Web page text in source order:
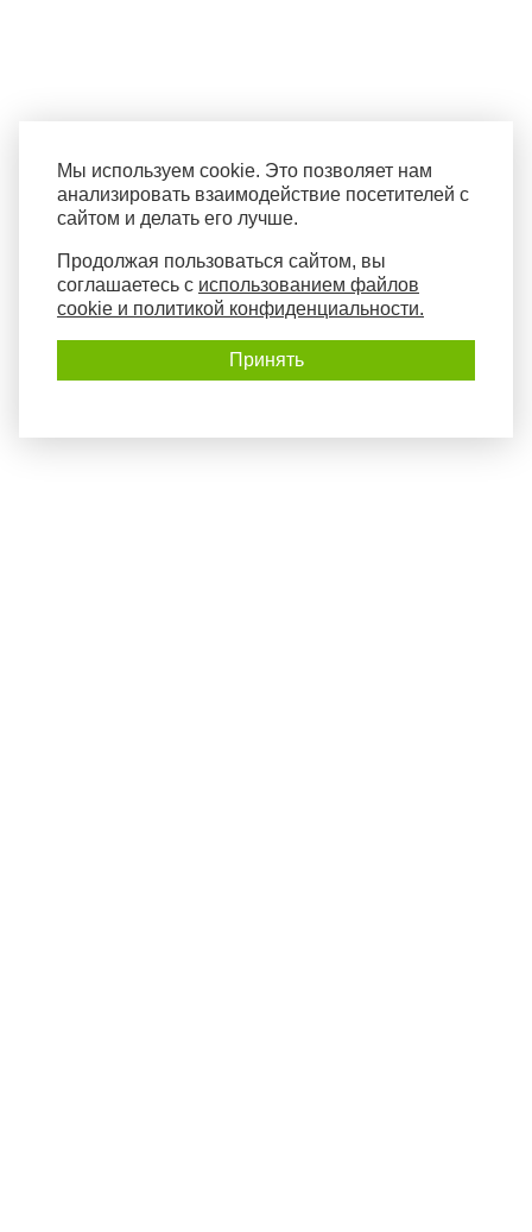
Мы используем cookie. Это позволяет нам
анализировать взаимодействие посетителей с
сайтом и делать его лучше.
Продолжая пользоваться сайтом, вы
соглашаетесь с использованием файлов
cookie и политикой конфиденциальности.
Принять